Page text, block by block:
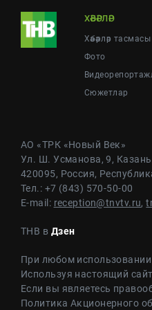
ХӘБӘРЛӘР
Хәбәрләр тасмасы
Фото
Cюжетлар
АО «ТРК «Новый Век»
Ул. Ш. Усманова, 9, Казань
420095, Россия,
Тел.: +7 (843) 570-50-00
E-mail: reception@tnvtv.ru,
ТНВ в Дзен
При любом
Используя настоящий
Если вы являетесь
Политика Акционерного